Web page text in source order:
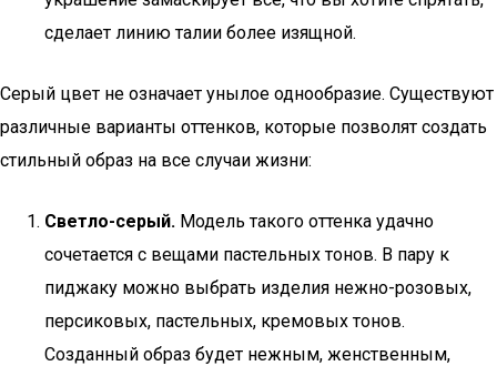
сделает линию талии более изящной.
Серый цвет не означает унылое однообразие. Существуют
различные варианты оттенков, которые позволят создать
стильный образ на все случаи жизни:
Светло-серый. Модель такого оттенка удачно
сочетается с вещами пастельных тонов. В пару к
пиджаку можно выбрать изделия нежно-розовых,
персиковых, пастельных, кремовых тонов.
Созданный образ будет нежным, женственным,